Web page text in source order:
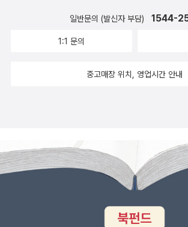
살피게 될 것이라고 말이다.볕뉘. 시집이 있나해
기를 나누다보니 #플레이 사장님은 락매니아란
일반문의 (발신자 부담) 1544-
1:1 문의
중고매장 위치, 영업시간 안내